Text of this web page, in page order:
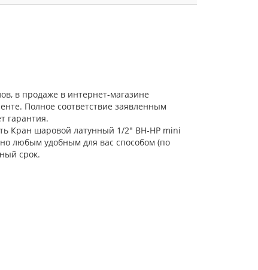
в продаже в интернет-магазине
Полное соответствие заявленным
гарантия.
Кран шаровой латунный 1/2" ВН-НР mini
любым удобным для вас способом (по
срок.